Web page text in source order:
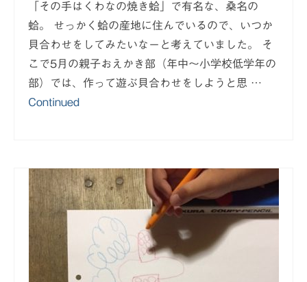
「その手はくわなの焼き蛤」で有名な、桑名の
蛤。 せっかく蛤の産地に住んでいるので、いつか
貝合わせをしてみたいなーと考えていました。 そ
こで5月の親子おえかき部（年中〜小学校低学年の
部）では、作って遊ぶ貝合わせをしようと思 …
Continued